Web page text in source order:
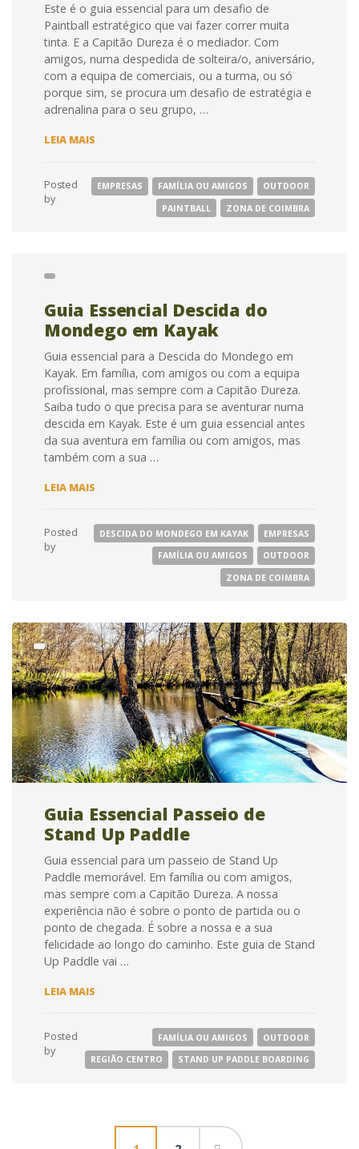
Este é o guia essencial para um desafio de
Paintball estratégico que vai fazer correr muita
tinta. E a Capitão Dureza é o mediador. Com
amigos, numa despedida de solteira/o, aniversário,
com a equipa de comerciais, ou a turma, ou só
porque sim, se procura um desafio de estratégia e
adrenalina para o seu grupo, …
LEIA MAIS
PARA
UM
DESAFIO
Posted
by
EMPRESAS FAMÍLIA OU AMIGOS
OUTDOOR
PAINTBALL
ZONA DE COIMBRA
Guia Essencial Descida do
Mondego em Kayak
Guia essencial para a Descida do Mondego em
Kayak. Em família, com amigos ou com a equipa
profissional, mas sempre com a Capitão Dureza.
Saiba tudo o que precisa para se aventurar numa
descida em Kayak. Este é um guia essencial antes
da sua aventura em família ou com amigos, mas
também com a sua …
LEIA MAIS
DESCIDA
DO
MONDEGO
Posted
by
DESCIDA DO MONDEGO EM KAYAK
EMPRESAS
FAMÍLIA OU AMIGOS
OUTDOOR
ZONA DE COIMBRA
Guia Essencial Passeio de
Stand Up Paddle
Guia essencial para um passeio de Stand Up
Paddle memorável. Em família ou com amigos,
mas sempre com a Capitão Dureza. A nossa
experiência não é sobre o ponto de partida ou o
ponto de chegada. É sobre a nossa e a sua
felicidade ao longo do caminho. Este guia de Stand
Up Paddle vai …
LEIA MAIS
PASSEIO
UP
Posted
by
FAMÍLIA OU AMIGOS
OUTDOOR
REGIÃO CENTRO
STAND UP PADDLE BOARDING